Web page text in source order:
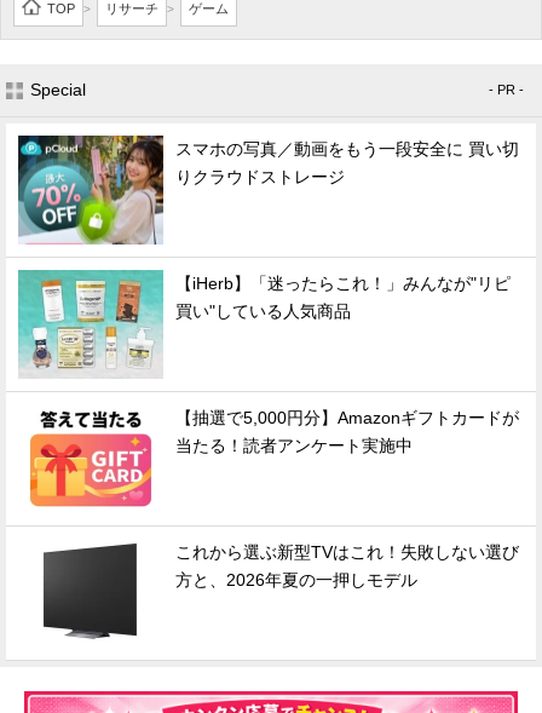
TOP > リサーチ > ゲーム
Special - PR -
スマホの写真／動画をもう一段安全に 買い切
りクラウドストレージ
【iHerb】「迷ったらこれ！」みんなが"リピ
買い"している人気商品
【抽選で5,000円分】Amazonギフトカードが
当たる！読者アンケート実施中
これから選ぶ新型TVはこれ！失敗しない選び
方と、2026年夏の一押しモデル